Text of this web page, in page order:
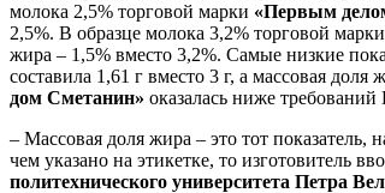
молока 2,5% торговой марки «Первым
2,5%. В образце молока 3,2% торговой марки
жира – 1,5% вместо 3,2%. Самые низкие
составила 1,61 г вместо 3 г, а массовая
дом Сметанин» оказалась ниже
– Массовая доля жира – это тот
чем указано на этикетке, то изготовитель
политехнического университета Петра